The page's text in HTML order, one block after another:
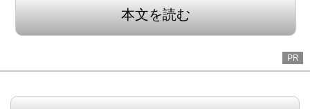
本文を読む
PR